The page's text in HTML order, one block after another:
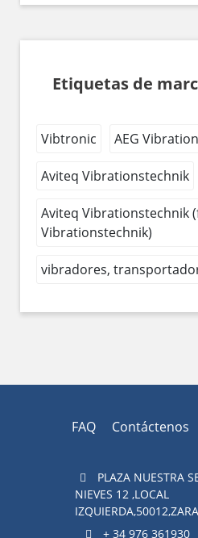
Etiquetas de
Vibtronic AEG
Aviteq Vibrationstechnik
Aviteq Vibrationstechnik
Vibrationstechnik)
vibradores,
FAQ Contáctenos
PLAZA NUESTRA
NIEVES 12 ,LOCAL
+ 34 976 361930